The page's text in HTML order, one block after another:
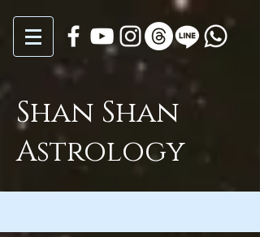
Shan Shan
Astrology